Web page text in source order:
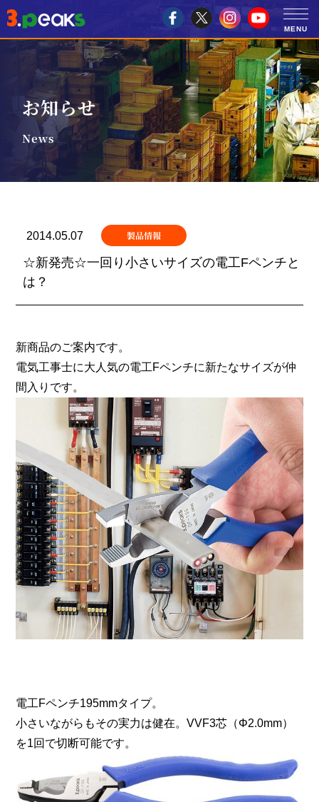
お知らせ
News
2014.05.07 製品情報
☆新発売☆一回り小さいサイズの電工Fペンチと
は？
新商品のご案内です。
電気工事士に大人気の電工Fペンチに新たなサイズが仲
間入りです。
電工Fペンチ195mmタイプ。
小さいながらもその実力は健在。VVF3芯（Φ2.0mm）
を1回で切断可能です。